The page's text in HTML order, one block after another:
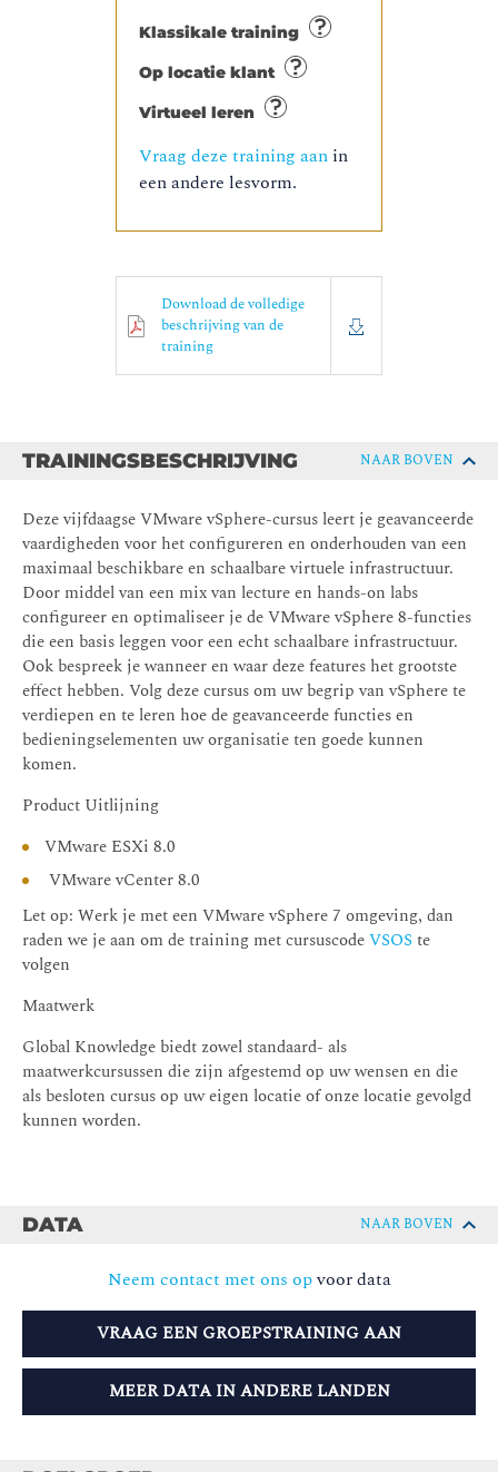
Klassikale training
Op locatie klant
Virtueel leren
Vraag deze training aan in
een andere lesvorm.
Download de volledige
beschrijving van de
training
TRAININGSBESCHRIJVING NAAR BOVEN
Deze vijfdaagse VMware vSphere-cursus leert je geavanceerde
vaardigheden voor het configureren en onderhouden van een
maximaal beschikbare en schaalbare virtuele infrastructuur.
Door middel van een mix van lecture en hands-on labs
configureer en optimaliseer je de VMware vSphere 8-functies
die een basis leggen voor een echt schaalbare infrastructuur.
Ook bespreek je wanneer en waar deze features het grootste
effect hebben. Volg deze cursus om uw begrip van vSphere te
verdiepen en te leren hoe de geavanceerde functies en
bedieningselementen uw organisatie ten goede kunnen
komen.
Product Uitlijning
VMware ESXi 8.0
VMware vCenter 8.0
Let op: Werk je met een VMware vSphere 7 omgeving, dan
raden we je aan om de training met cursuscodeVSOSte
volgen
Maatwerk
Global Knowledge biedt zowel standaard- als
maatwerkcursussen die zijn afgestemd op uw wensen en die
als besloten cursus op uw eigen locatie of onze locatie gevolgd
kunnen worden.
DATA NAAR BOVEN
Neem contact met ons opvoor data
VRAAG EEN GROEPSTRAINING AAN
MEER DATA IN ANDERE LANDEN